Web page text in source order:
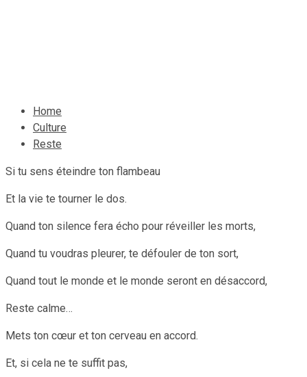
Home
Culture
Reste
Si tu sens éteindre ton flambeau
Et la vie te tourner le dos.
Quand ton silence fera écho pour réveiller les morts,
Quand tu voudras pleurer, te défouler de ton sort,
Quand tout le monde et le monde seront en désaccord,
Reste calme…
Mets ton cœur et ton cerveau en accord.
Et, si cela ne te suffit pas,